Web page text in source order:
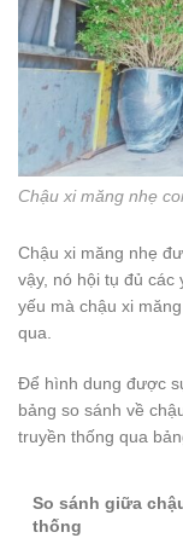
Chậu xi măng nhẹ
Chậu xi măng nhẹ
vậy, nó hội tụ đủ
yếu mà chậu xi
qua.
Để hình dung được
bảng so sánh về
truyền thống qua
So sánh giữa
thống